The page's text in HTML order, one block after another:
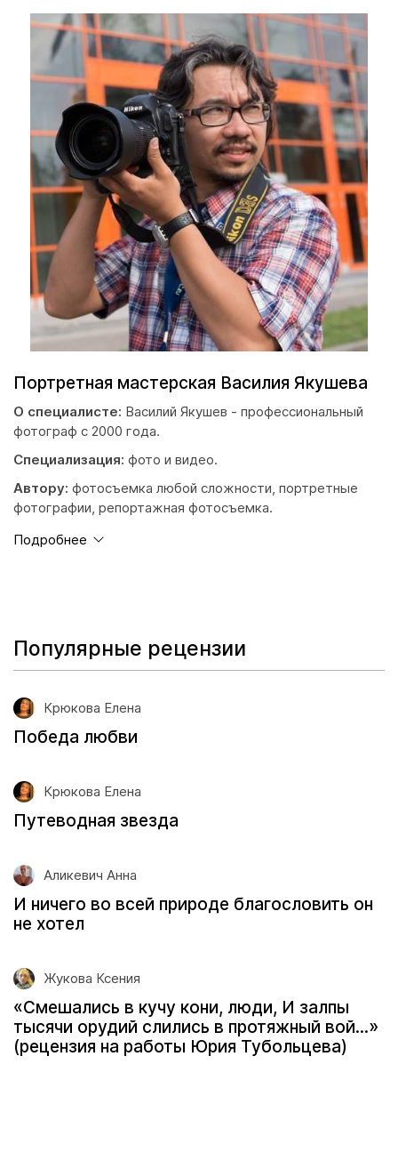
Портретная мастерская Василия Якушева
О специалисте: Василий Якушев - профессиональный
фотограф с 2000 года.
Специализация: фото и видео.
Автору: фотосъемка любой сложности, портретные
фотографии, репортажная фотосъемка.
Подробнее
Популярные рецензии
Крюкова Елена
Победа любви
Крюкова Елена
Путеводная звезда
Аликевич Анна
И ничего во всей природе благословить он
не хотел
Жукова Ксения
«Смешались в кучу кони, люди, И залпы
тысячи орудий слились в протяжный вой...»
(рецензия на работы Юрия Тубольцева)